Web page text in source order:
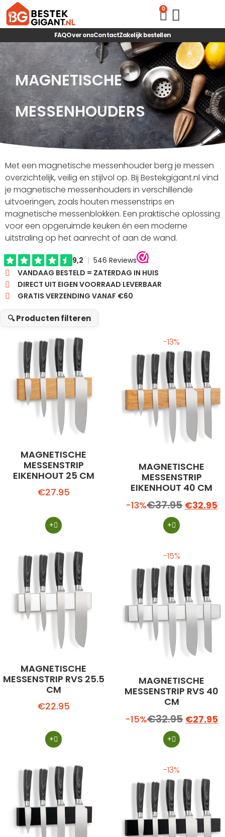
0
FAQOver onsContactZakelijk bestellen
MAGNETISCHE
MESSENHOUDERS
Met een magnetische messenhouder berg je messen
overzichtelijk, veilig en stijlvol op. Bij Bestekgigant.nl vind
je magnetische messenhouders in verschillende
uitvoeringen, zoals houten messenstrips en
magnetische messenblokken. Een praktische oplossing
voor een opgeruimde keuken én een moderne
uitstraling op het aanrecht of aan de wand.
VANDAAG BESTELD = ZATERDAG IN HUIS
DIRECT UIT EIGEN VOORRAAD LEVERBAAR
GRATIS VERZENDING VANAF €60
🔍 Producten filteren
MAGNETISCHE
MESSENSTRIP
EIKENHOUT 25 CM
€27.95
+
-13%
MAGNETISCHE
MESSENSTRIP
EIKENHOUT 40 CM
-13%€37.95 €32.95
+
MAGNETISCHE
MESSENSTRIP RVS 25.5
CM
€22.95
+
-15%
MAGNETISCHE
MESSENSTRIP RVS 40
CM
-15%€32.95 €27.95
+
-13%